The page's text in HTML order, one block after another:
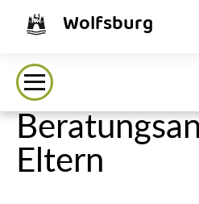
Wolfsburg
Eltern